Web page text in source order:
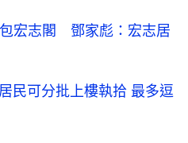
宏志閣 鄧家彪：宏志居
民可分批上樓執拾 最多逗